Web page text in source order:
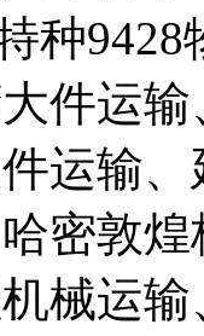
种
件运
运输
密敦
械运